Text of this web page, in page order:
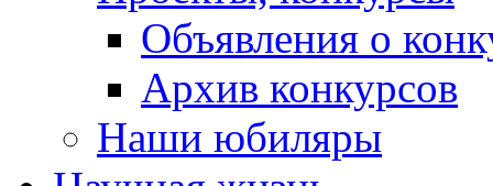
Объявления о
Архив конкурсов
Наши юбиляры